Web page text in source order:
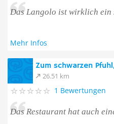
Das Langolo ist wirklich ein
Mehr Infos
Zum schwarzen
26.51 km
1 Bewertungen
Das Restaurant hat auch